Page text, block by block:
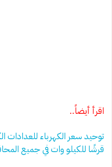
اقرأ أيضاً..
قرشًا للكيلو وات في جميع